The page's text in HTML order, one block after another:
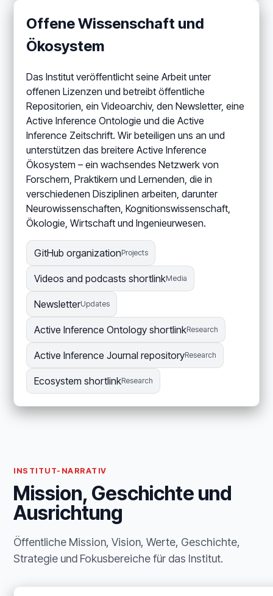
Offene Wissenschaft und
Ökosystem
Das Institut veröffentlicht seine Arbeit unter
offenen Lizenzen und betreibt öffentliche
Repositorien, ein Videoarchiv, den Newsletter, eine
Active Inference Ontologie und die Active
Inference Zeitschrift. Wir beteiligen uns an und
unterstützen das breitere Active Inference
Ökosystem – ein wachsendes Netzwerk von
Forschern, Praktikern und Lernenden, die in
verschiedenen Disziplinen arbeiten, darunter
Neurowissenschaften, Kognitionswissenschaft,
Ökologie, Wirtschaft und Ingenieurwesen.
GitHub organizationProjects
Videos and podcasts shortlinkMedia
NewsletterUpdates
Active Inference Ontology shortlinkResearch
Active Inference Journal repositoryResearch
Ecosystem shortlinkResearch
INSTITUT-NARRATIV
Mission, Geschichte und
Ausrichtung
Öffentliche Mission, Vision, Werte, Geschichte,
Strategie und Fokusbereiche für das Institut.